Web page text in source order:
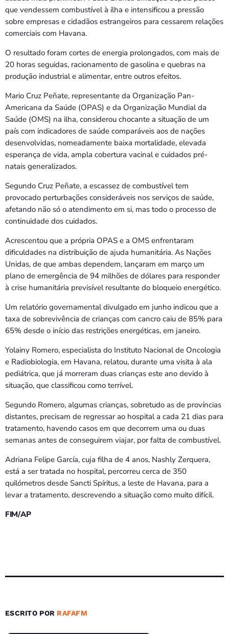
que vendessem combustível à ilha e intensificou a pressão
sobre empresas e cidadãos estrangeiros para cessarem relações
comerciais com Havana.
O resultado foram cortes de energia prolongados, com mais de
20 horas seguidas, racionamento de gasolina e quebras na
produção industrial e alimentar, entre outros efeitos.
Mario Cruz Peñate, representante da Organização Pan-
Americana da Saúde (OPAS) e da Organização Mundial da
Saúde (OMS) na ilha, considerou chocante a situação de um
país com indicadores de saúde comparáveis aos de nações
desenvolvidas, nomeadamente baixa mortalidade, elevada
esperança de vida, ampla cobertura vacinal e cuidados pré-
natais generalizados.
Segundo Cruz Peñate, a escassez de combustível tem
provocado perturbações consideráveis nos serviços de saúde,
afetando não só o atendimento em si, mas todo o processo de
continuidade dos cuidados.
Acrescentou que a própria OPAS e a OMS enfrentaram
dificuldades na distribuição de ajuda humanitária. As Nações
Unidas, de que ambas dependem, lançaram em março um
plano de emergência de 94 milhões de dólares para responder
à crise humanitária previsível resultante do bloqueio energético.
Um relatório governamental divulgado em junho indicou que a
taxa de sobrevivência de crianças com cancro caiu de 85% para
65% desde o início das restrições energéticas, em janeiro.
Yolainy Romero, especialista do Instituto Nacional de Oncologia
e Radiobiologia, em Havana, relatou, durante uma visita à ala
pediátrica, que já morreram duas crianças este ano devido à
situação, que classificou como terrível.
Segundo Romero, algumas crianças, sobretudo as de províncias
distantes, precisam de regressar ao hospital a cada 21 dias para
tratamento, havendo casos em que decorrem uma ou duas
semanas antes de conseguirem viajar, por falta de combustível.
Adriana Felipe García, cuja filha de 4 anos, Nashly Zerquera,
está a ser tratada no hospital, percorreu cerca de 350
quilómetros desde Sancti Spíritus, a leste de Havana, para a
levar a tratamento, descrevendo a situação como muito difícil.
FIM/AP
ESCRITO POR RAFAFM